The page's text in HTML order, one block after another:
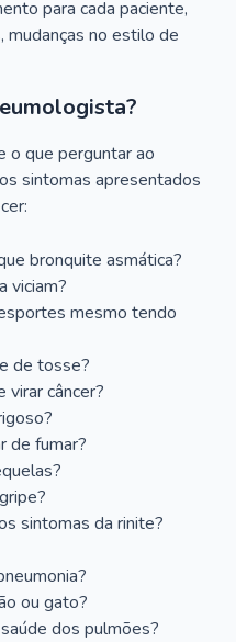
para cada paciente,
mudanças no estilo de
o que perguntar ao
sintomas apresentados
bronquite asmática?
viciam?
mesmo tendo
de tosse?
virar câncer?
de fumar?
sintomas da rinite?
ou gato?
dos pulmões?